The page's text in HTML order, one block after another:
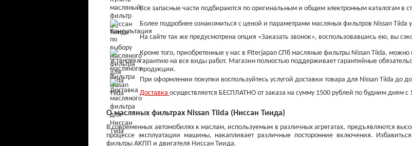
Колодки тормозные
задние
Диски тормозные
передние
Свечи
от
Все запасные части подбираются по оригинальным и общим электронным каталогам в
Более подробнее ознакомиться с ценой и параметрами масляных фильтров Nissan
На сайте так же предусмотрена опция «Заказать звонок», воспользовавшись ею, вы
Кроме того, приобретенные у нас в Piterjapan СПб масляные фильтры Nissan Tiida, можно
гарантию на все виды работ. Магазин полностью поддерживает гарантийные
продукции.
При оформлении покупки воспользуйтесь услугой доставки товара для Nissan Tiida до
Доставка осуществляется БЕСПЛАТНО от заказа на сумму 1500 рублей по будним дням с
О масляных фильтрах Nissan Tiida (Ниссан Тиида)
В современных автомобилях к маслам, используемым в различных агрегатах, предъявляются
процессе эксплуатации машины, накапливает различные посторонние включения.
фильтры АКПП и двигателя Ниссан Тиида.